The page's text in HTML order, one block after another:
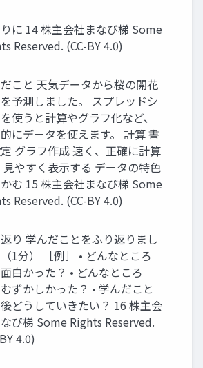
に 14 株主会社まなび梯 Some
Reserved. (CC-BY 4.0)
こと 天気データから桜の開花
予測しました。 スプレッドシ
使うと計算やグラフ化など、
にデータを使えます。 計算 書
グラフ作成 速く、正確に計算
見やすく表示する データの特色
む 15 株主会社まなび梯 Some
Reserved. (CC-BY 4.0)
り 学んだことをふり返りまし
1分） ［例］ • どんなところ
白かった？ • どんなところ
ずかしかった？ • 学んだこと
どうしていきたい？ 16 株主会
び梯 Some Rights Reserved.
4.0)